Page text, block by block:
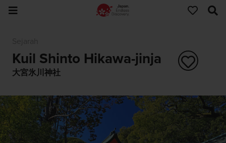
Kuil Shinto Hikawa-jinja
大宮氷川神社